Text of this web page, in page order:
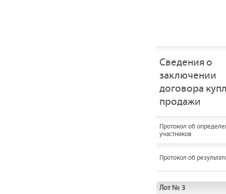
Сведения о
заключении
договора
продажи
Протокол об
участников
Протокол об
Лот № 3